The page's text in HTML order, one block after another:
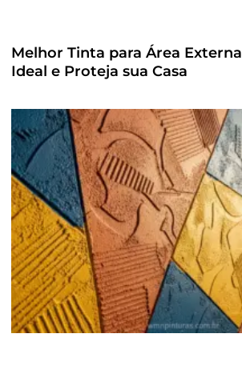
Melhor Tinta para Área
Ideal e Proteja sua Casa